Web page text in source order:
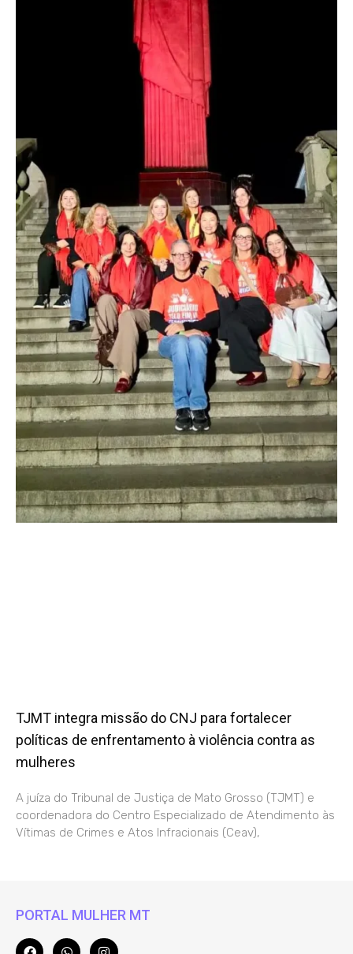
TJMT integra missão do CNJ para fortalecer
políticas de enfrentamento à violência contra as
mulheres
A juíza do Tribunal de Justiça de Mato Grosso (TJMT) e
coordenadora do Centro Especializado de Atendimento às
Vítimas de Crimes e Atos Infracionais (Ceav),
PORTAL MULHER MT